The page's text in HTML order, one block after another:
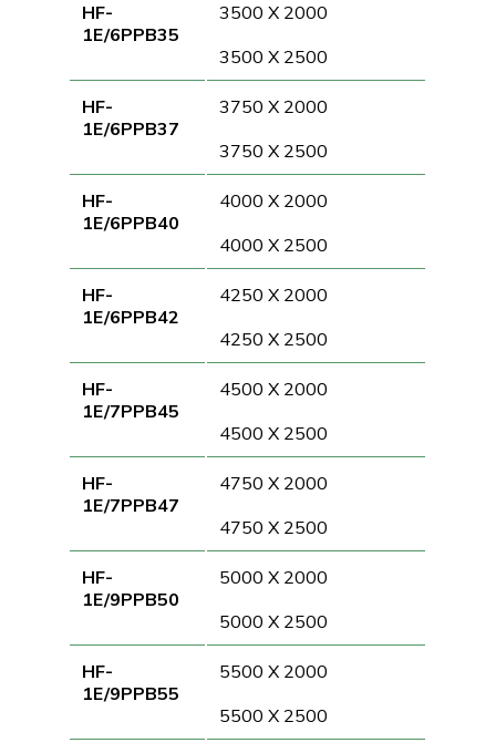
HF-
1E/6PPB35
3500 X 2000
3500 X 2500
HF-
1E/6PPB37
3750 X 2000
3750 X 2500
HF-
1E/6PPB40
4000 X 2000
4000 X 2500
HF-
1E/6PPB42
4250 X 2000
4250 X 2500
HF-
1E/7PPB45
4500 X 2000
4500 X 2500
HF-
1E/7PPB47
4750 X 2000
4750 X 2500
HF-
1E/9PPB50
5000 X 2000
5000 X 2500
HF-
1E/9PPB55
5500 X 2000
5500 X 2500